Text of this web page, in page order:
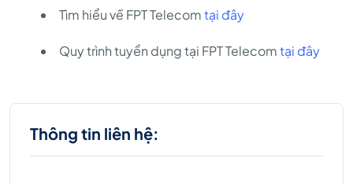
Tìm hiểu về FPT Telecomtại đây
Quy trình tuyển dụng tại FPT Telecomtại đây
Thông tin liên hệ: